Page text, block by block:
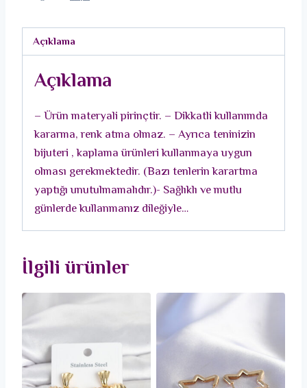
Kadın
Açıklama
Açıklama
– Ürün materyali pirinçtir. – Dikkatli kullanımda
kararma, renk atma olmaz. – Ayrıca teninizin
bijuteri , kaplama ürünleri kullanmaya uygun
olması gerekmektedir. (Bazı tenlerin karartma
yaptığı unutulmamalıdır.)- Sağlıklı ve mutlu
günlerde kullanmanız dileğiyle…
İlgili ürünler